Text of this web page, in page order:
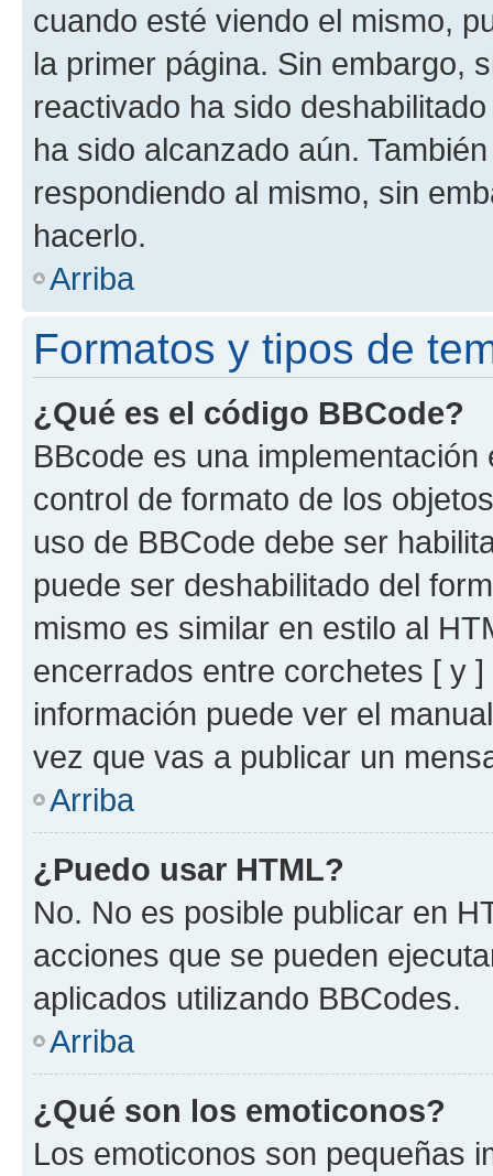
cuando esté viendo el mismo,
la primer página. Sin embargo,
reactivado ha sido
ha sido alcanzado aún.
respondiendo al mismo, sin
hacerlo.
Arriba
Formatos y tipos de
¿Qué es el código BBCode?
BBcode es una
control de formato de los
uso de BBCode debe ser
puede ser deshabilitado del
mismo es similar en estilo al
encerrados entre corchetes [ y
información puede ver el
vez que vas a publicar un
Arriba
¿Puedo usar HTML?
No. No es posible publicar en
acciones que se pueden
aplicados utilizando BBCodes.
Arriba
¿Qué son los emoticonos?
Los emoticonos son pequeñas